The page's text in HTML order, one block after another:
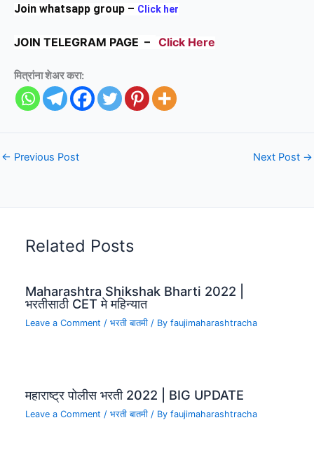
Join whatsapp group – Click her
JOIN TELEGRAM PAGE – Click Here
मित्रांना शेअर करा:
← Previous Post Next Post →
Related Posts
Maharashtra Shikshak Bharti 2022 |
भरतीसाठी CET मे महिन्यात
Leave a Comment /भरती बातमी / Byfaujimaharashtracha
महाराष्ट्र पोलीस भरती 2022 | BIG UPDATE
Leave a Comment /भरती बातमी / Byfaujimaharashtracha